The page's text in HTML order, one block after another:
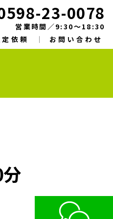
依頼 お問い合わせ
23-0078
営業時間／9:30～18:30